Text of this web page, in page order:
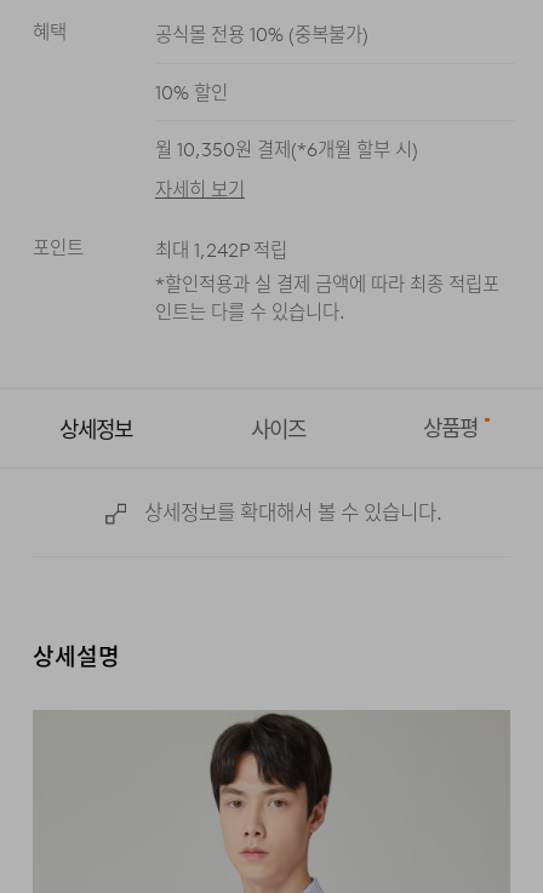
혜택 공식몰 전용 10%(중복불가)
10% 할인
월 10,350원 결제(*6개월 할부 시)
자세히 보기
포인트 최대 1,242P 적립
*할인적용과 실 결제 금액에 따라 최종 적립 포
인트는 다를 수 있습니다.
상세정보 사이즈 상품평
상세정보를 확대해서 볼 수 있습니다.
상세설명